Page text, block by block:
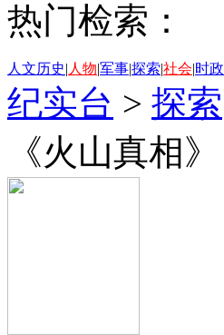
热门检索：
人文历史| 人物|军事|探索|社会|时政
纪实台 > 探索
《火山真相》